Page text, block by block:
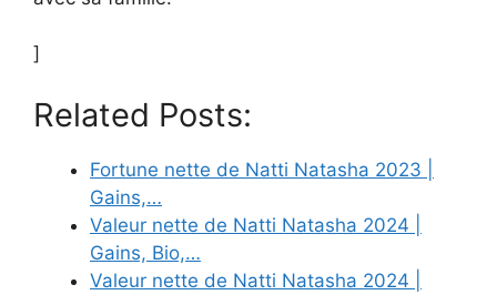
]
Related Posts:
Fortune nette de Natti Natasha 2023 |
Gains,…
Valeur nette de Natti Natasha 2024 |
Gains, Bio,…
Valeur nette de Natti Natasha 2024 |